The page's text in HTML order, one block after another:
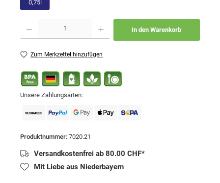
0,75l
In den Warenkorb
Zum Merkzettel hinzufügen
Unsere Zahlungsarten:
Produktnummer: 7020.21
Versandkostenfrei ab 80.00 CHF*
Mit Liebe aus Niederbayern